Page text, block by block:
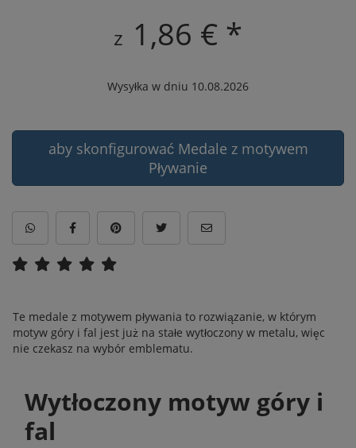
z 1,86 € *
Wysyłka w dniu 10.08.2026
aby skonfigurować Medale z motywem
Pływanie
Te medale z motywem pływania to rozwiązanie, w którym
motyw góry i fal jest już na stałe wytłoczony w metalu, więc
nie czekasz na wybór emblematu.
Wytłoczony motyw góry i
fal